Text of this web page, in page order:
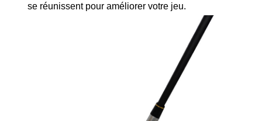
se réunissent pour améliorer votre jeu.